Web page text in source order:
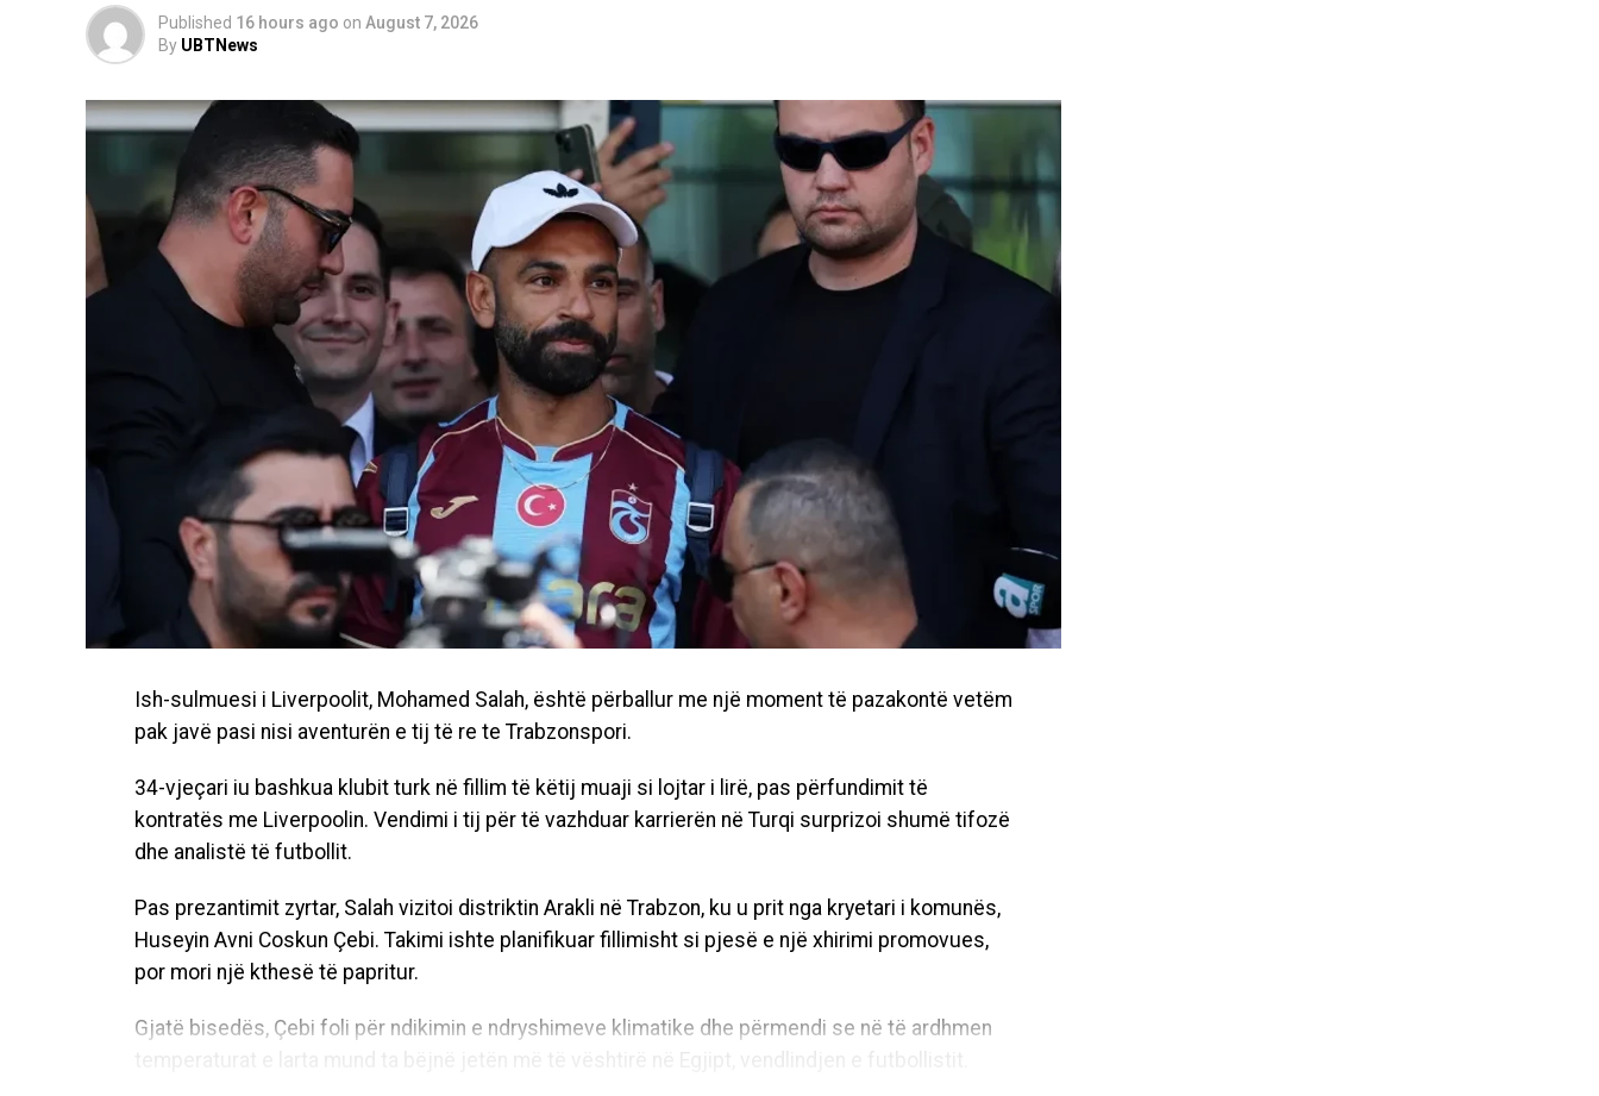
Published 16 hours ago on August 7, 2026
By UBTNews
Ish-sulmuesi i Liverpoolit, Mohamed Salah, është përballur me një moment të pazakontë vetëm
pak javë pasi nisi aventurën e tij të re te Trabzonspori.
34-vjeçari iu bashkua klubit turk në fillim të këtij muaji si lojtar i lirë, pas përfundimit të
kontratës me Liverpoolin. Vendimi i tij për të vazhduar karrierën në Turqi surprizoi shumë tifozë
dhe analistë të futbollit.
Pas prezantimit zyrtar, Salah vizitoi distriktin Arakli në Trabzon, ku u prit nga kryetari i komunës,
Huseyin Avni Coskun Çebi. Takimi ishte planifikuar fillimisht si pjesë e një xhirimi promovues,
por mori një kthesë të papritur.
Gjatë bisedës, Çebi foli për ndikimin e ndryshimeve klimatike dhe përmendi se në të ardhmen